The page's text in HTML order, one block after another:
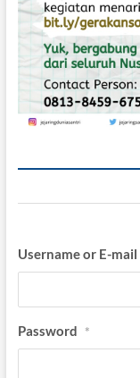
Username or E-mail
Password *